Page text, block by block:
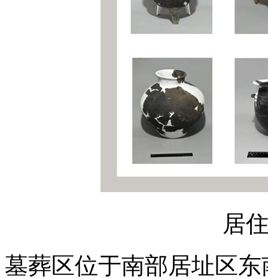
居
墓葬区位于南部居址区